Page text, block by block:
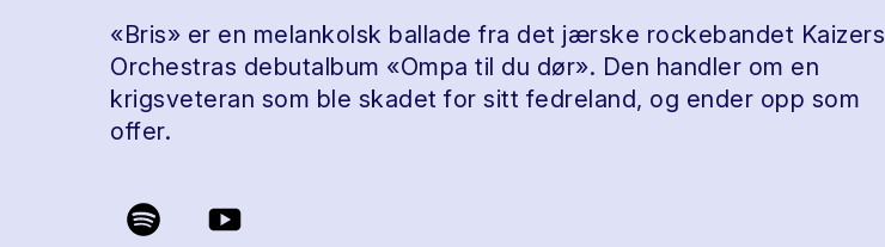
«Bris» er en melankolsk ballade fra det jærske rockebandet Kaizers
Orchestras debutalbum «Ompa til du dør». Den handler om en
krigsveteran som ble skadet for sitt fedreland, og ender opp som
offer.